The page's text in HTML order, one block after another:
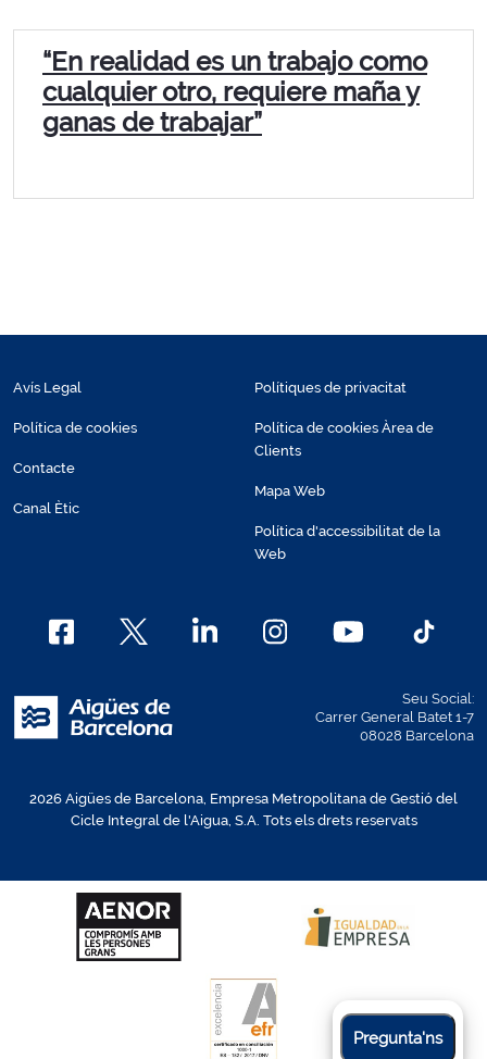
Pregunta'ns
“En realidad es un trabajo como
cualquier otro, requiere maña y
ganas de trabajar”
Avís Legal
Política de cookies
Contacte
Canal Ètic
Polítiques de privacitat
Política de cookies Àrea de
Clients
Mapa Web
Política d'accessibilitat de la
Web
Seu Social:
Carrer General Batet 1-7
08028 Barcelona
2026 Aigües de Barcelona, Empresa Metropolitana de Gestió del
Cicle Integral de l'Aigua, S.A. Tots els drets reservats